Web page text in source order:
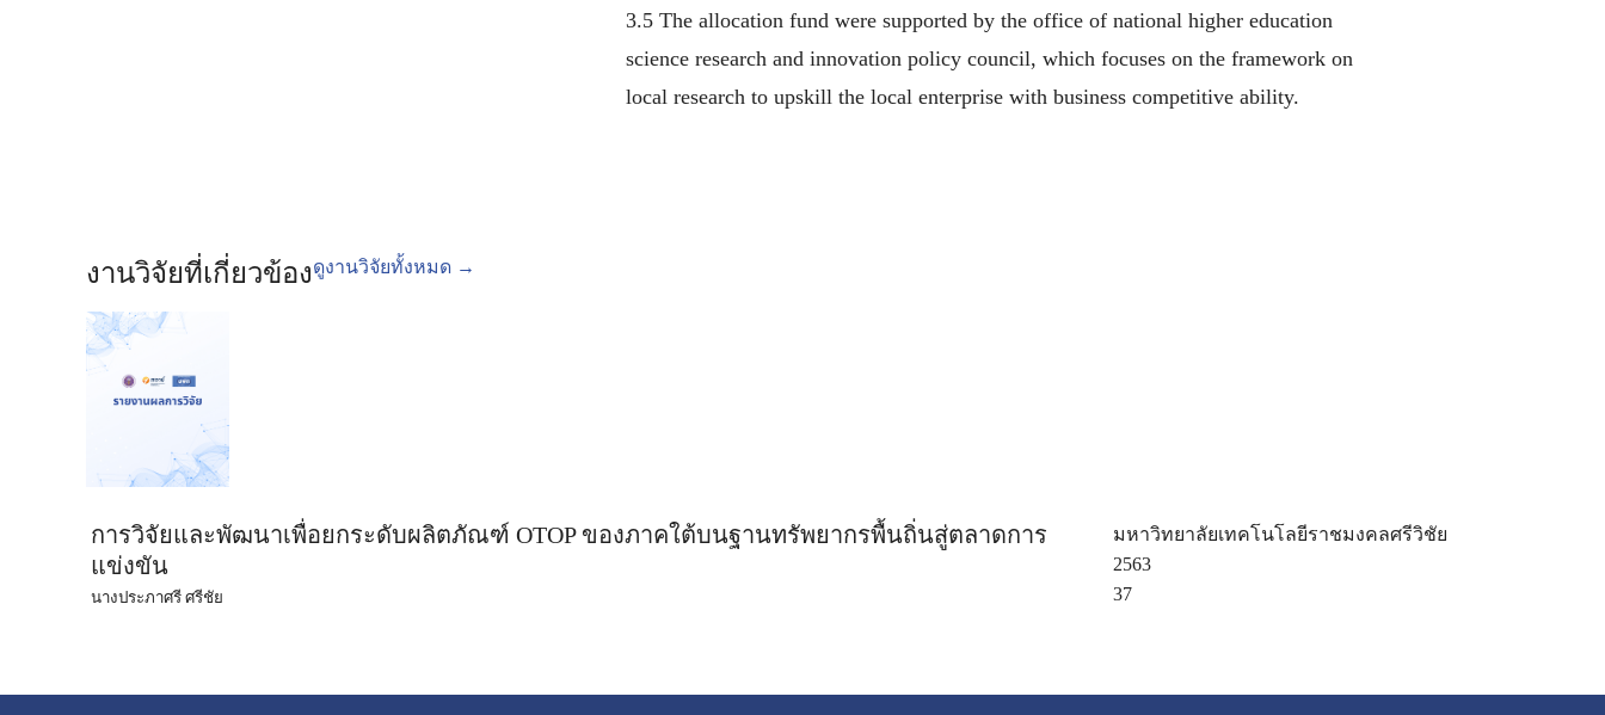
3.5 The allocation fund were supported by the office of national higher education
science research and innovation policy council, which focuses on the framework on
local research to upskill the local enterprise with business competitive ability.
งานวิจัยที่เกี่ยวข้องดูงานวิจัยทั้งหมด →
การวิจัยและพัฒนาเพื่อยกระดับผลิตภัณฑ์ OTOP ของภาคใต้บนฐานทรัพยากรพื้นถิ่นสู่ตลาดการ
แข่งขัน
นางประภาศรี ศรีชัย
มหาวิทยาลัยเทคโนโลยีราชมงคลศรีวิชัย
2563
37